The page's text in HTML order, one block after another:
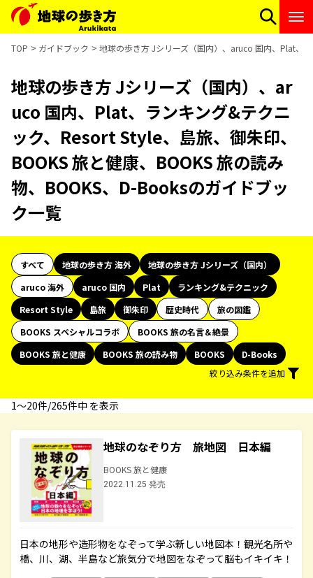
TOP ガイドブック 地球の歩き方 Jシリーズ（国内）、aruco 国内、Plat、
地球の歩き方 Jシリーズ（国内）、ar
uco 国内、Plat、ランキング&テクニ
ック、Resort Style、島旅、御朱印、
BOOKS 旅と健康、BOOKS 旅の読み
物、BOOKS、D-Booksのガイドブッ
ク一覧
すべて 地球の歩き方 海外
地球の歩き方 Jシリーズ（国内）
aruco 海外
aruco 国内 Plat
ランキング&テクニック
Resort Style
島旅 御朱印 歴史時代
旅の図鑑
BOOKS スペシャルコラボ
BOOKS 旅の名言＆絶景
BOOKS 旅と健康
BOOKS 旅の読み物 BOOKS
D-Books
絞り込み条件を追加
1〜20件/265件中 を表示
地球のなぞり方 旅地図 日本編
BOOKS 旅と健康
2022.11.25 発売
日本の地形や造形物をなぞって学ぶ新しい地図本！観光名所や
橋、川、湖、半島など旅気分で地図をなぞって脳もイキイキ！